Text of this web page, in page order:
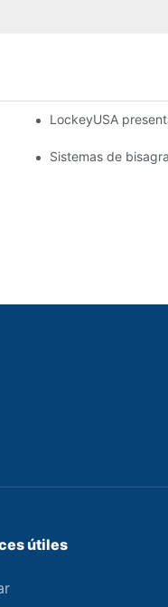
estufa LockeyUSA
Sistemas de
útiles